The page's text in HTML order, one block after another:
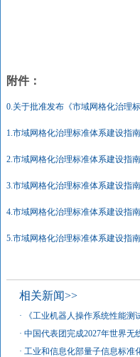
附件：
0.关于批准发布《市域网格化治理
1.市域网格化治理标准体系建设指
2.市域网格化治理标准体系建设指
3.市域网格化治理标准体系建设指
4.市域网格化治理标准体系建设指
5.市域网格化治理标准体系建设指
相关新闻>>
· 《工业机器人操作系统性能
·中国代表团完成2027年世界
·工业和信息化部量子信息标准